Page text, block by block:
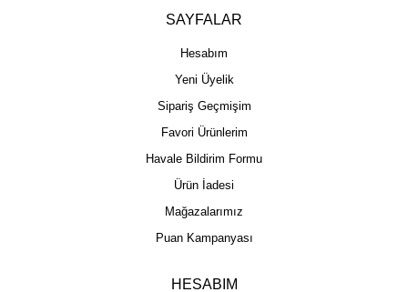
SAYFALAR
Hesabım
Yeni Üyelik
Sipariş Geçmişim
Favori Ürünlerim
Havale Bildirim Formu
Ürün İadesi
Mağazalarımız
Puan Kampanyası
HESABIM